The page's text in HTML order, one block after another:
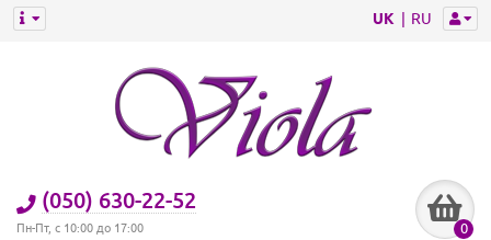
UK RU
(050) 630-22-52
Пн-Пт, с 10:00 до 17:00 0